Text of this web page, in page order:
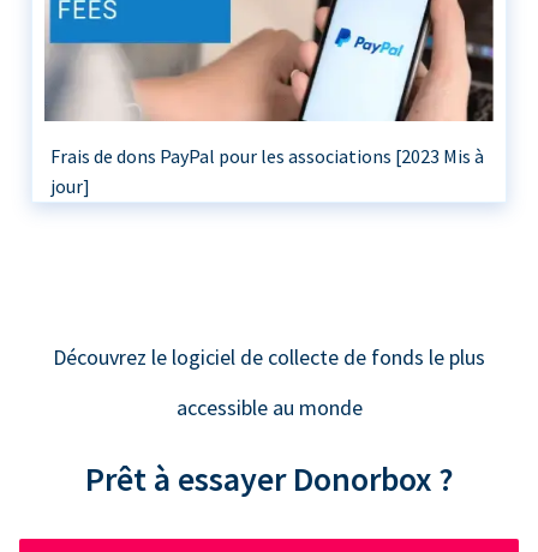
Frais de dons PayPal pour les associations [2023 Mis à
jour]
Découvrez le logiciel de collecte de fonds le plus
accessible au monde
Prêt à essayer Donorbox ?